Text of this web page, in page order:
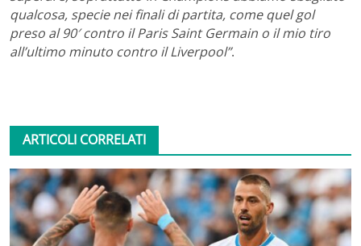
qualcosa, specie nei finali di partita, come quel gol
preso al 90′ contro il Paris Saint Germain o il mio tiro
all’ultimo minuto contro il Liverpool”.
ARTICOLI CORRELATI